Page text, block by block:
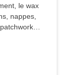
le wax
nappes,